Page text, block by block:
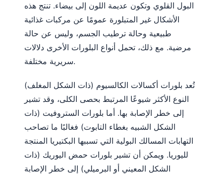
البول القلوي وتكون عديمة اللون إلى بيضاء. تنتج هذه
الأشكال غير المتبلورة عمومًا عن مركبات غذائية
طبيعية وحالة ترطيب الجسم، وليس عن حالة
مرضية. مع ذلك، تحمل أنواع البلورات الأخرى دلالات
سريرية مختلفة.
تُعد بلورات أكسالات الكالسيوم (ذات الشكل المغلف)
النوع الأكثر شيوعًا المرتبط بحصى الكلى، وقد تشير
إلى خطر الإصابة بها. أما بلورات الستروفيت (ذات
الشكل الشبيه بغطاء التابوت) فغالبًا ما تصاحب
التهابات المسالك البولية التي تسببها البكتيريا المنتجة
لليوريا. ويمكن أن تشير بلورات حمض اليوريك (ذات
الشكل المعيني أو البرميلي) إلى خطر الإصابة
ئۇيغۇرچە
Кыргызча
Татар теле
Беларуская мова
Esperanto
Frysk